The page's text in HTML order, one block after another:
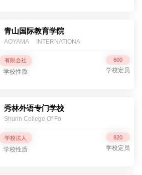
青山国际教育学院
AOYAMA INTERNATIONA
有限会社
学校性质
600
学校定员
秀林外语专门学校
Shurin College Of Fo
学校法人
学校性质
820
学校定员